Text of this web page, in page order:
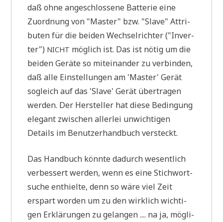
]
daß ohne ange­schlos­se­ne Bat­te­rie eine
Zuord­nung von "Master" bzw. "Slave" Attri­
bu­ten für die bei­den Wech­sel­rich­ter ("Inver­
ter") NICHT mög­lich ist. Das ist nötig um die
bei­den Gerä­te so mit­ein­an­der zu ver­bin­den,
daß alle Ein­stel­lun­gen am 'Master' Gerät
sogleich auf das 'Slave' Gerät über­tra­gen
wer­den. Der Her­stel­ler hat die­se Bedin­gung
ele­gant zwi­schen aller­lei unwich­ti­gen
Details im Benut­zer­hand­buch versteckt.
Das Hand­buch könn­te dadurch wesent­lich
ver­bes­sert wer­den, wenn es eine Stich­wort­
su­che ent­hiel­te, denn so wäre viel Zeit
erspart wor­den um zu den wirk­lich wich­ti­
gen Erklä­run­gen zu gelan­gen .... na ja, mög­li­